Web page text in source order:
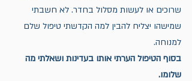
שרוכים או לעשות מסלול בחדר. לא חשבתי
שמישהו יצליח להבין למה הקדשתי טיפול שלם
למנוחה.
בסוף הטיפול הערתי אותו בעדינות ושאלתי מה
שלומו.